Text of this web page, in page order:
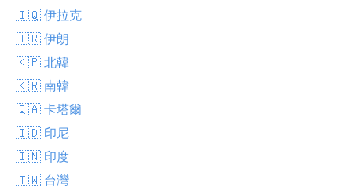
🇮🇶 伊拉克
🇮🇷 伊朗
🇰🇵 北韓
🇰🇷 南韓
🇶🇦 卡塔爾
🇮🇩 印尼
🇮🇳 印度
🇹🇼 台灣